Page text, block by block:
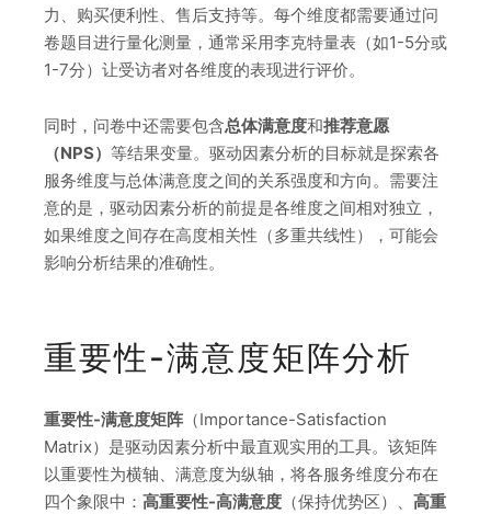
力、购买便利性、售后支持等。每个维度都需要通过问
卷题目进行量化测量，通常采用李克特量表（如1-5分或
1-7分）让受访者对各维度的表现进行评价。
同时，问卷中还需要包含总体满意度和推荐意愿
（NPS） 等结果变量。驱动因素分析的目标就是探索各
服务维度与总体满意度之间的关系强度和方向。需要注
意的是，驱动因素分析的前提是各维度之间相对独立，
如果维度之间存在高度相关性（多重共线性），可能会
影响分析结果的准确性。
重要性-满意度矩阵分析
重要性-满意度矩阵（Importance-Satisfaction
Matrix）是驱动因素分析中最直观实用的工具。该矩阵
以重要性为横轴、满意度为纵轴，将各服务维度分布在
四个象限中： 高重要性-高满意度 （保持优势区）、 高重